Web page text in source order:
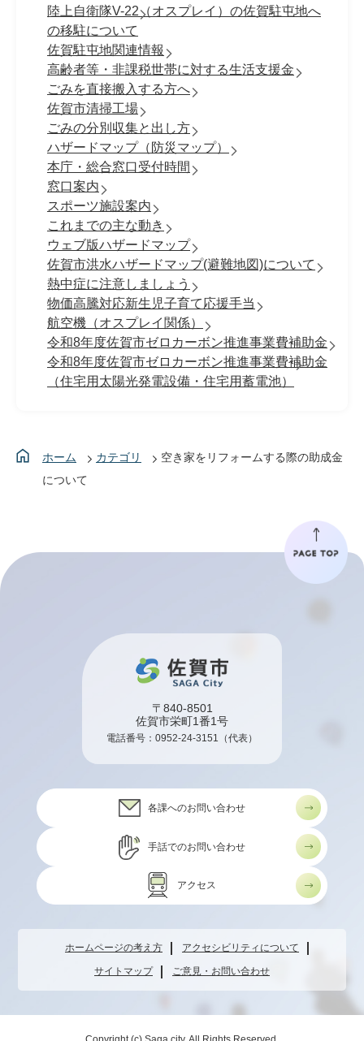
陸上自衛隊V-22（オスプレイ）の佐賀駐屯地へ
の移駐について
佐賀駐屯地関連情報
高齢者等・非課税世帯に対する生活支援金
ごみを直接搬入する方へ
佐賀市清掃工場
ごみの分別収集と出し方
ハザードマップ（防災マップ）
本庁・総合窓口受付時間
窓口案内
スポーツ施設案内
これまでの主な動き
ウェブ版ハザードマップ
佐賀市洪水ハザードマップ(避難地図)について
熱中症に注意しましょう
物価高騰対応新生児子育て応援手当
航空機（オスプレイ関係）
令和8年度佐賀市ゼロカーボン推進事業費補助金
令和8年度佐賀市ゼロカーボン推進事業費補助金
（住宅用太陽光発電設備・住宅用蓄電池）
ホーム カテゴリ
空き家をリフォームする際の助成金
について
〒840-8501
佐賀市栄町1番1号
電話番号： 0952-24-3151 （代表）
各課へのお問い合わせ
手話でのお問い合わせ
アクセス
ホームページの考え方 アクセシビリティについて
サイトマップ ご意見・お問い合わせ